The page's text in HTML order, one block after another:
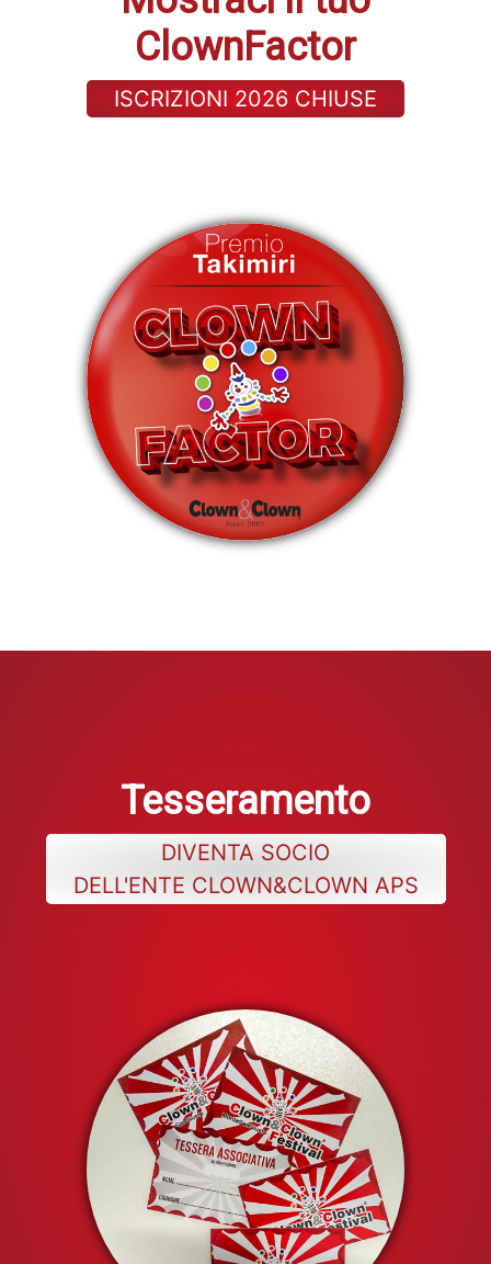
ClownFactor
ISCRIZIONI 2026 CHIUSE
Tesseramento
DIVENTA SOCIO
DELL'ENTE CLOWN&CLOWN APS